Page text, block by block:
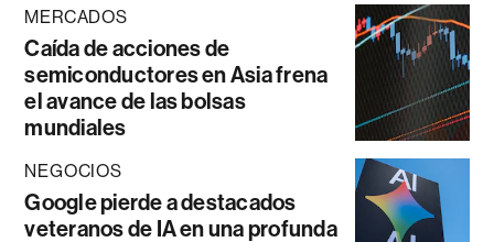
MERCADOS
Caída de acciones de
semiconductores en Asia frena
el avance de las bolsas
mundiales
NEGOCIOS
Google pierde a destacados
veteranos de IA en una profunda